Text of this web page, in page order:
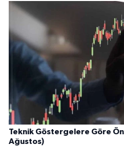
Teknik Göstergelere Göre
Ağustos)